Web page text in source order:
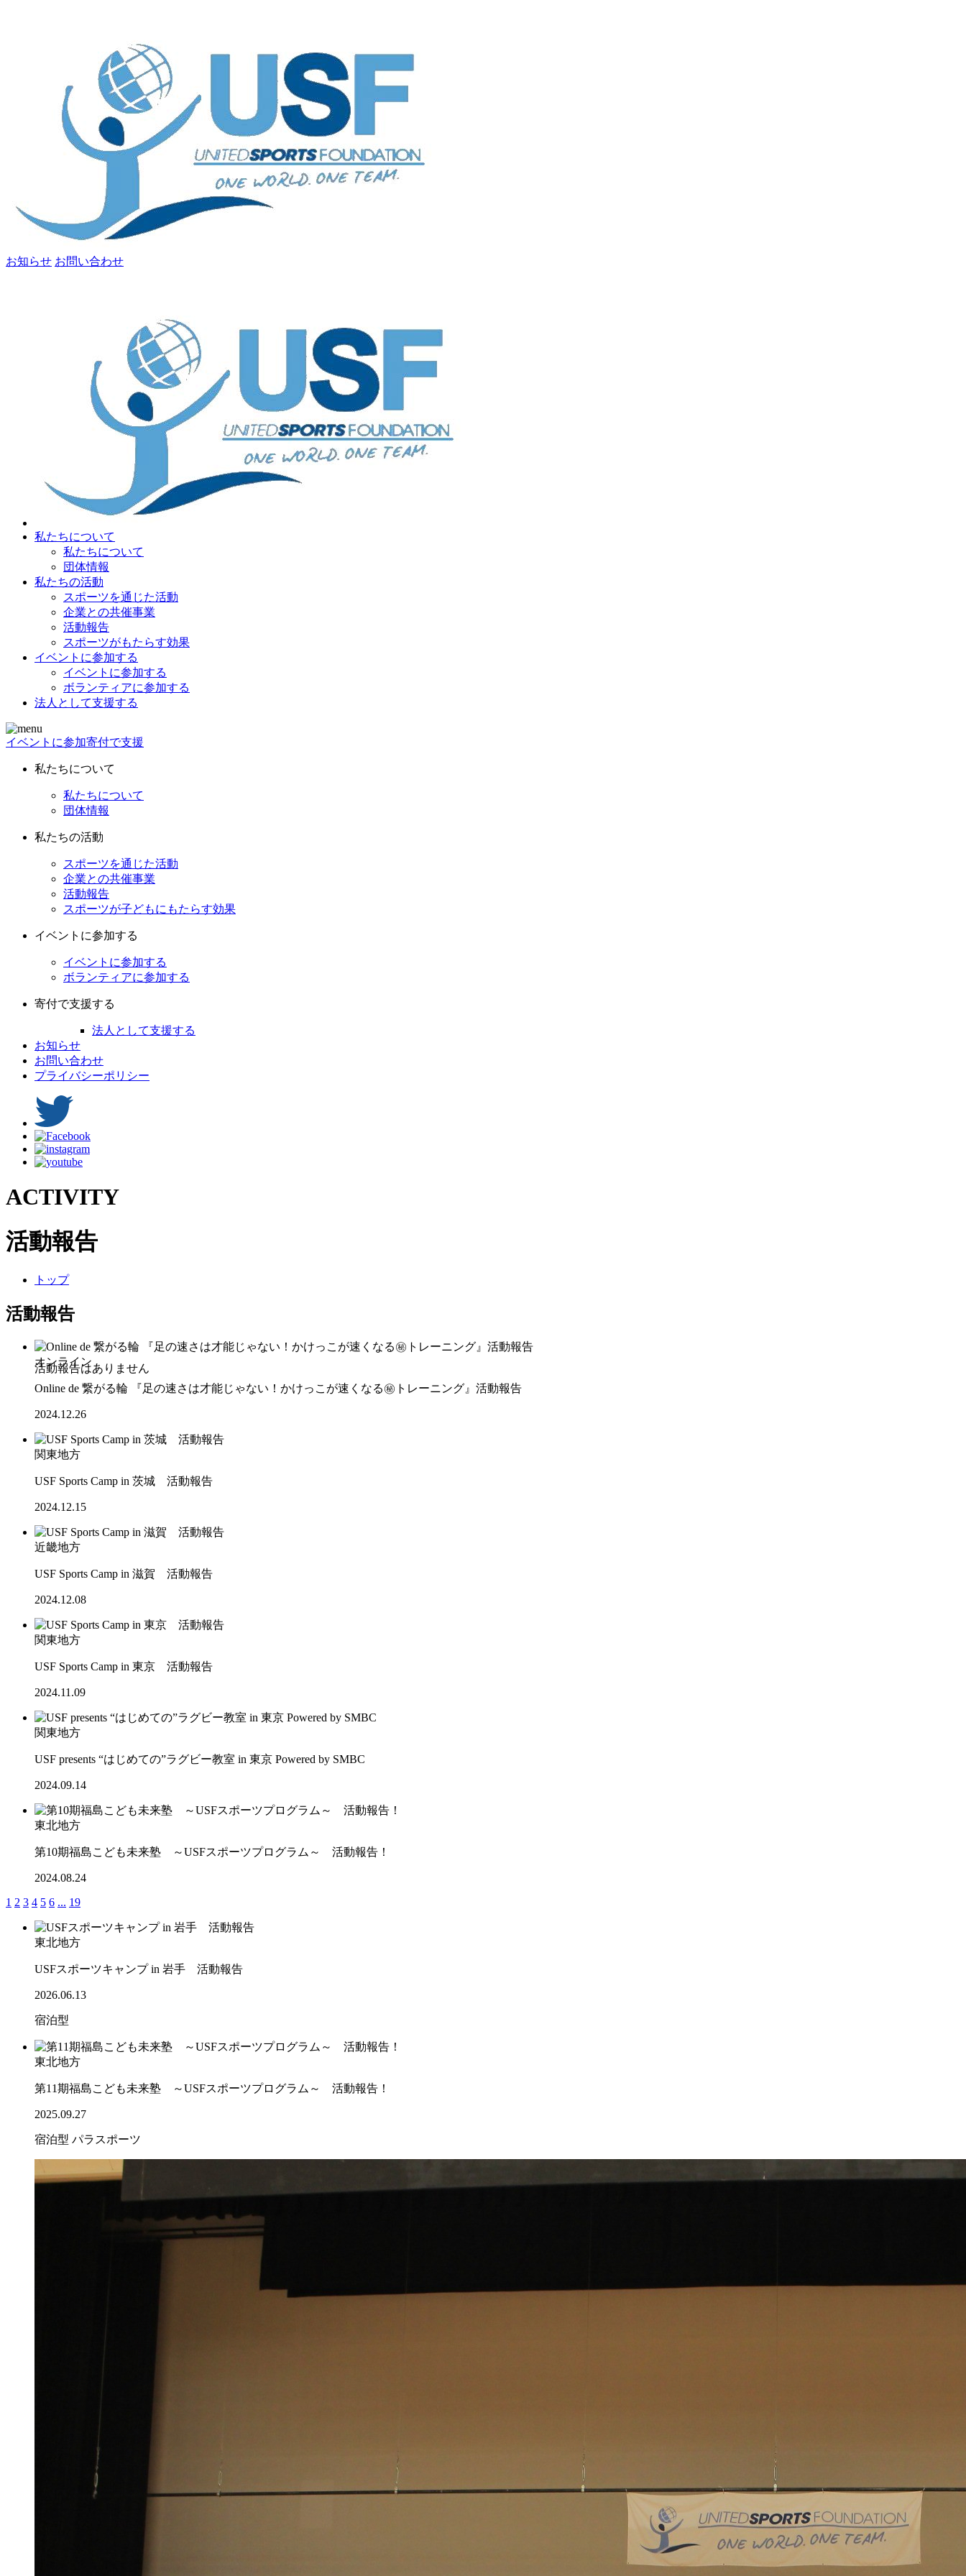
お知らせ お問い合わせ
私たちについて
私たちについて
団体情報
私たちの活動
スポーツを通じた活動
企業との共催事業
活動報告
スポーツがもたらす効果
イベントに参加する
イベントに参加する
ボランティアに参加する
法人として支援する
イベントに参加寄付で支援
私たちについて
私たちについて
団体情報
私たちの活動
スポーツを通じた活動
企業との共催事業
活動報告
スポーツが子どもにもたらす効果
イベントに参加する
イベントに参加する
ボランティアに参加する
寄付で支援する
法人として支援する
お知らせ
お問い合わせ
プライバシーポリシー
ACTIVITY
活動報告
トップ
活動報告
オンライン
Online de 繋がる輪 『足の速さは才能じゃない！かけっこが速くなる㊙トレーニング』活動報告
2024.12.26
関東地方
USF Sports Camp in 茨城 活動報告
2024.12.15
近畿地方
USF Sports Camp in 滋賀 活動報告
2024.12.08
関東地方
USF Sports Camp in 東京 活動報告
2024.11.09
関東地方
USF presents “はじめての”ラグビー教室 in 東京 Powered by SMBC
2024.09.14
東北地方
第10期福島こども未来塾 ～USFスポーツプログラム～ 活動報告！
2024.08.24
1 2 3 4 5 6 ... 19
東北地方
USFスポーツキャンプ in 岩手 活動報告
2026.06.13
宿泊型
東北地方
第11期福島こども未来塾 ～USFスポーツプログラム～ 活動報告！
2025.09.27
宿泊型 パラスポーツ